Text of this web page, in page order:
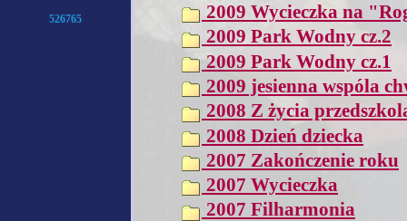
526765
2009 Wycieczka na
2009 Park Wodny cz.2
2009 Park Wodny cz.1
2009 jesienna wspóla
2008 Z życia
2008 Dzień dziecka
2007 Zakończenie roku
2007 Wycieczka
2007 Filharmonia